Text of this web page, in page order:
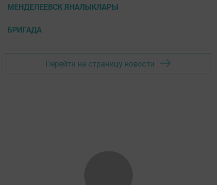
МЕНДЕЛЕЕВСК ЯНАЛЫКЛАРЫ
БРИГАДА
Перейти на страницу новости